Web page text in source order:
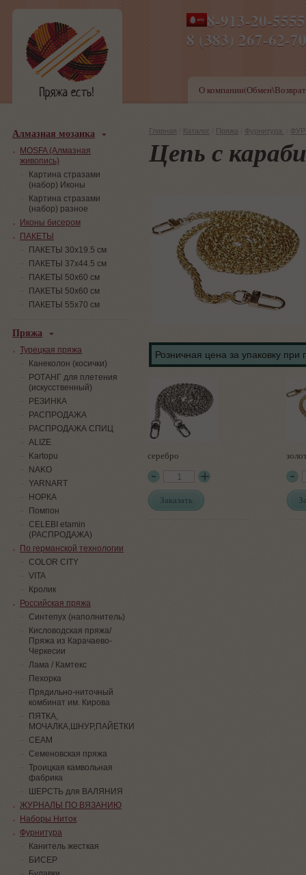
8-913-20-
8 (383) 267-
ПН-ПТ 8-17,СБ-ВС 9-
О
Главная Каталог Пряжа Фурнитура
Цепь с
Розничная цена за упаковку при
серебро
Заказать
Алмазная мозаика
MOSFA (Алмазная
живопись)
Картина стразами
(набор) Иконы
Картина стразами
(набор) разное
Иконы бисером
ПАКЕТЫ
ПАКЕТЫ 30х19.5 см
ПАКЕТЫ 37х44.5 см
ПАКЕТЫ 50х60 см
ПАКЕТЫ 50х60 см
ПАКЕТЫ 55х70 см
Пряжа
Турецкая пряжа
Канеколон (косички)
РОТАНГ для плетения
(искусственный)
PЕЗИНКА
РАСПРОДАЖА
РАСПРОДАЖА СПИЦ
ALIZE
Kartopu
NAKO
YARNART
НОРКА
Помпон
СELEBI etamin
(РАСПРОДАЖА)
По германской технологии
COLOR CITY
VITA
Кролик
Российская пряжа
Синтепух (наполнитель)
Кисловодская пряжа/
Пряжа из Карачаево-
Черкесии
Лама / Камтекс
Пехорка
Прядильно-ниточный
комбинат им. Кирова
ПЯТКА,
МОЧАЛКА,ШНУР,ПАЙЕТКИ
СЕАМ
Семеновская пряжа
Троицкая камвольная
фабрика
ШЕРСТЬ для ВАЛЯНИЯ
ЖУРНАЛЫ ПО ВЯЗАНИЮ
Наборы Ниток
Фурнитура
Канитель жесткая
БИСЕР